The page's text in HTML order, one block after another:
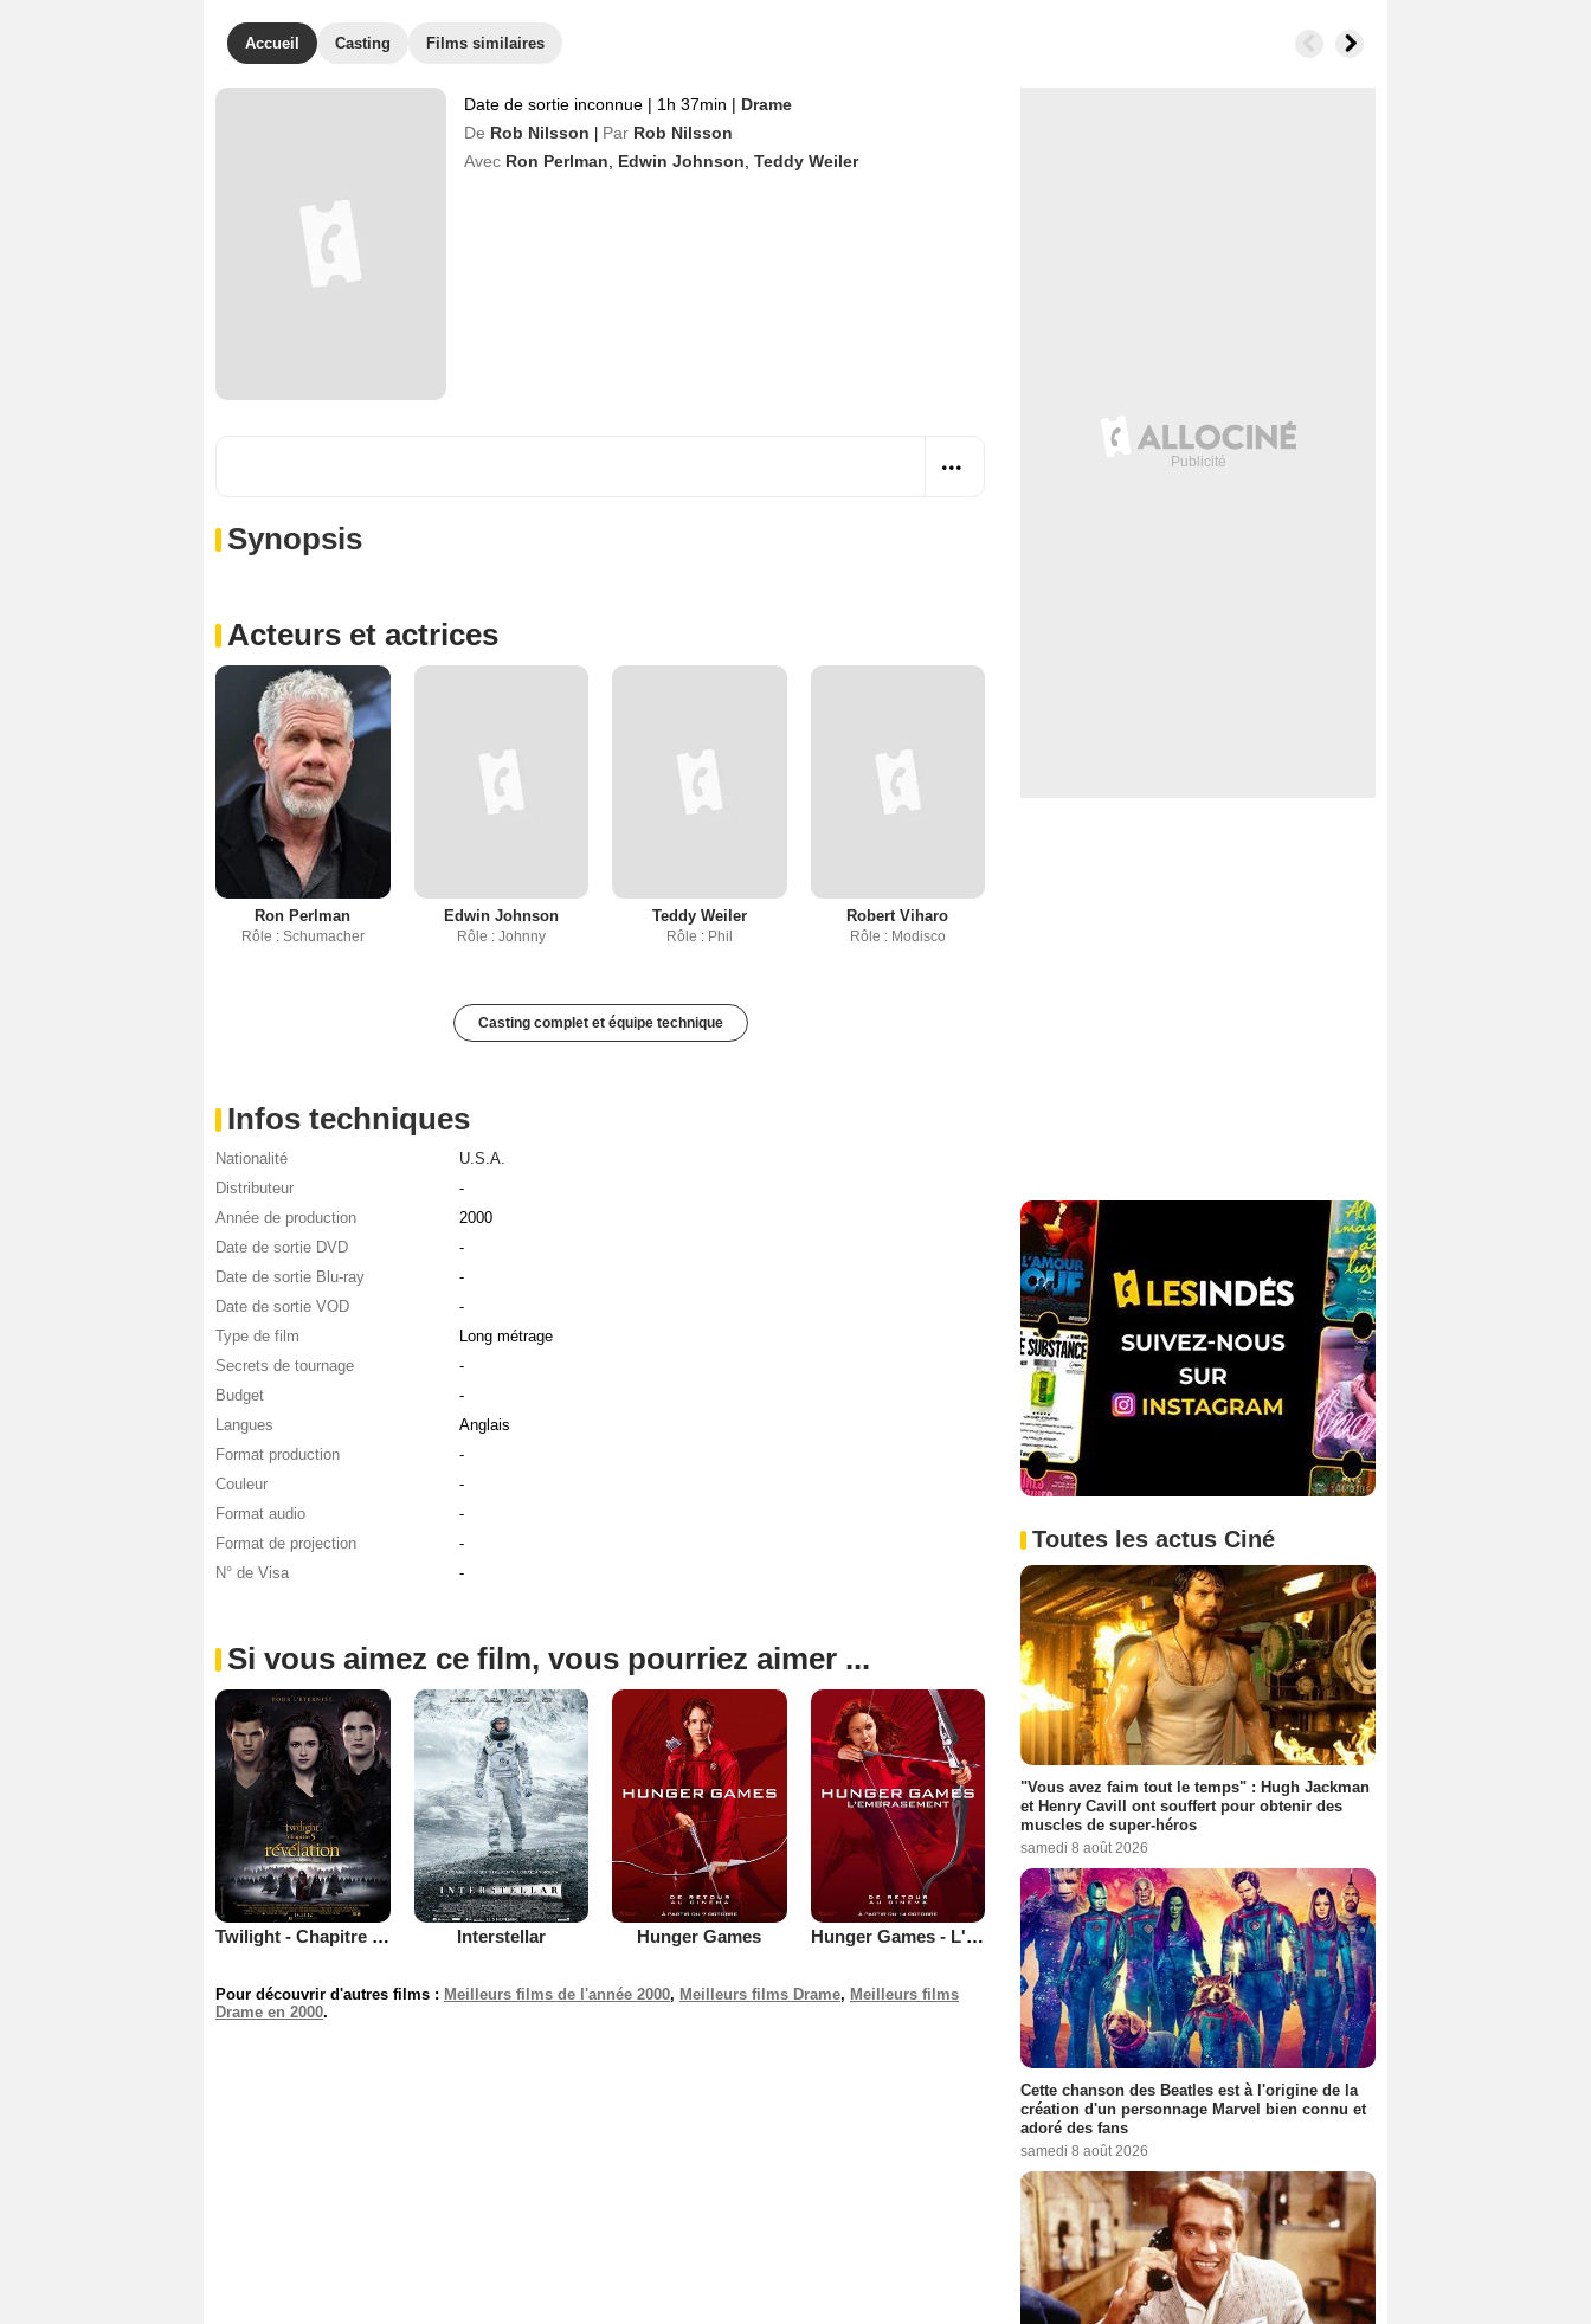
Accueil Casting Films similaires
Date de sortie inconnue | 1h 37min | Drame
De Rob Nilsson Par Rob Nilsson
Avec Ron Perlman Edwin Johnson Teddy Weiler
Synopsis
Acteurs et actrices
Ron Perlman
Rôle : Schumacher
Edwin Johnson
Rôle : Johnny
Teddy Weiler
Rôle : Phil
Robert Viharo
Rôle : Modisco
Casting complet et équipe technique
Infos techniques
Nationalité
U.S.A.
Distributeur
-
Année de production
2000
Date de sortie DVD
-
Date de sortie Blu-ray
-
Date de sortie VOD
-
Type de film
Long métrage
Secrets de tournage
-
Budget
-
Langues
Anglais
Format production
-
Couleur
-
Format audio
-
Format de projection
-
N° de Visa
-
Si vous aimez ce film, vous pourriez aimer ...
Twilight - Chapitre 5 : Révélation 2e partie Interstellar Hunger Games Hunger Games - L'embrasement
Pour découvrir d'autres films : Meilleurs films de l'année 2000, Meilleurs films Drame, Meilleurs films
Drame en 2000.
Toutes les actus Ciné
"Vous avez faim tout le temps" : Hugh Jackman
et Henry Cavill ont souffert pour obtenir des
muscles de super-héros
samedi 8 août 2026
Cette chanson des Beatles est à l'origine de la
création d'un personnage Marvel bien connu et
adoré des fans
samedi 8 août 2026